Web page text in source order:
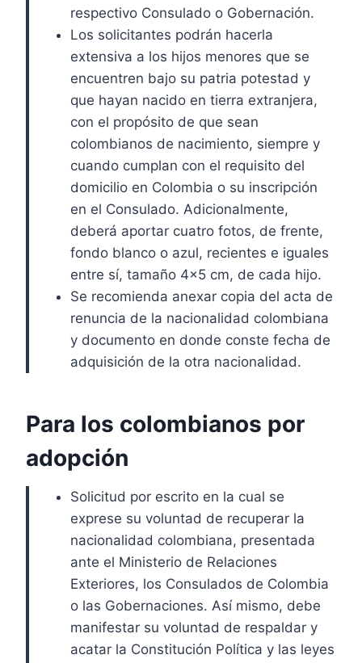
respectivo Consulado o Gobernación.
Los solicitantes podrán hacerla
extensiva a los hijos menores que se
encuentren bajo su patria potestad y
que hayan nacido en tierra extranjera,
con el propósito de que sean
colombianos de nacimiento, siempre y
cuando cumplan con el requisito del
domicilio en Colombia o su inscripción
en el Consulado. Adicionalmente,
deberá aportar cuatro fotos, de frente,
fondo blanco o azul, recientes e iguales
entre sí, tamaño 4×5 cm, de cada hijo.
Se recomienda anexar copia del acta de
renuncia de la nacionalidad colombiana
y documento en donde conste fecha de
adquisición de la otra nacionalidad.
Para los colombianos por
adopción
Solicitud por escrito en la cual se
exprese su voluntad de recuperar la
nacionalidad colombiana, presentada
ante el Ministerio de Relaciones
Exteriores, los Consulados de Colombia
o las Gobernaciones. Así mismo, debe
manifestar su voluntad de respaldar y
acatar la Constitución Política y las leyes